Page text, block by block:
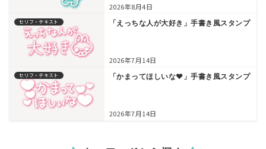
2026年8月4日
セリフ・テキスト 「えっちな人が大好き」手書き風スタンプ
2026年7月14日
セリフ・テキスト 「かまってほしいな♥」手書き風スタンプ
2026年7月14日